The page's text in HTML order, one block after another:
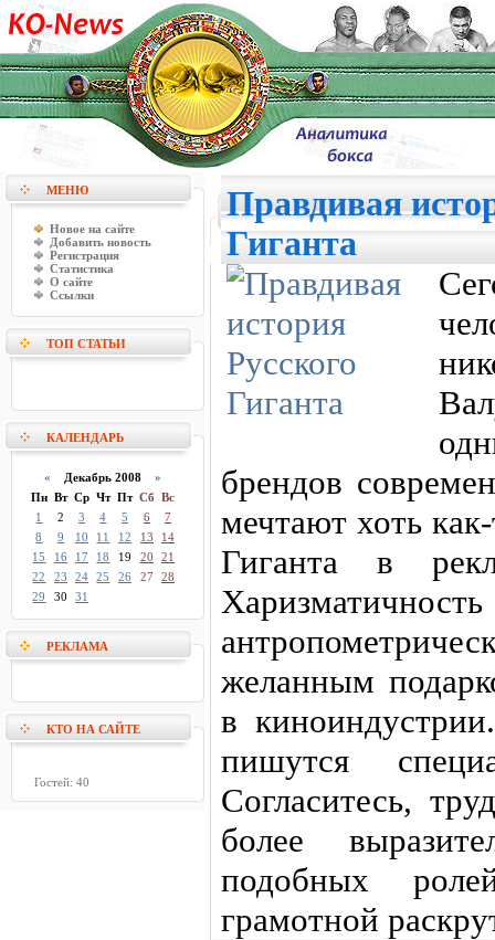
МЕНЮ
Новое на сайте
Добавить новость
Регистрация
Статистика
О сайте
Ссылки
ТОП СТАТЬИ
КАЛЕНДАРЬ
« Декабрь 2008 »
Пн Вт Ср Чт Пт Сб Вс
1
2 3 4 5 6
7
8
9 10 11 12 13
14
15
16 17 18 19 20
21
22
23 24 25 26 27
28
29
30 31
РЕКЛАМА
КТО НА САЙТЕ
Гостей: 40
Правдивая
Гиганта
брендов
мечтают хоть как-
Гиганта в
желанным
в
пишутся
Согласитесь,
более
подобных
грамотной